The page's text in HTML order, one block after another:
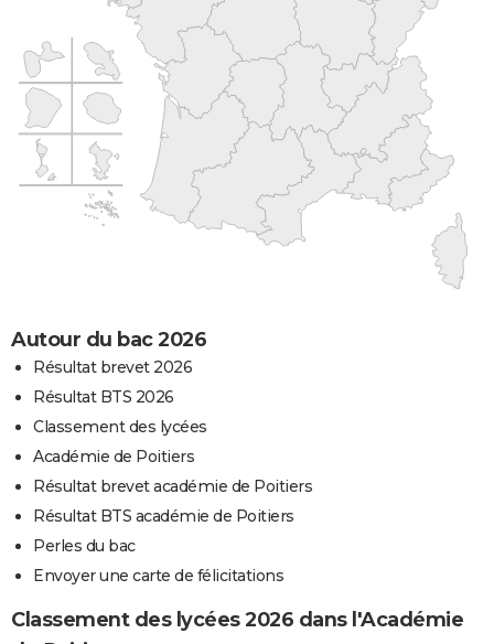
Autour du bac 2026
Résultat brevet 2026
Résultat BTS 2026
Classement des lycées
Académie de Poitiers
Résultat brevet académie de Poitiers
Résultat BTS académie de Poitiers
Perles du bac
Envoyer une carte de félicitations
Classement des lycées 2026 dans l'Académie